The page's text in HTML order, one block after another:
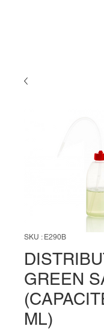
SKU : E290B
GREEN
ML)